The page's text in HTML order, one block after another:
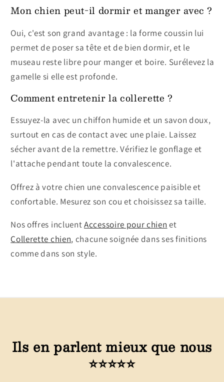
Mon chien peut-il dormir et manger avec ?
Oui, c'est son grand avantage : la forme coussin lui
permet de poser sa tête et de bien dormir, et le
museau reste libre pour manger et boire. Surélevez la
gamelle si elle est profonde.
Comment entretenir la collerette ?
Essuyez-la avec un chiffon humide et un savon doux,
surtout en cas de contact avec une plaie. Laissez
sécher avant de la remettre. Vérifiez le gonflage et
l'attache pendant toute la convalescence.
Offrez à votre chien une convalescence paisible et
confortable. Mesurez son cou et choisissez sa taille.
Nos offres incluentAccessoire pour chien et
Collerette chien, chacune soignée dans ses finitions
comme dans son style.
Ils en parlent mieux que nous
⭐⭐⭐⭐⭐